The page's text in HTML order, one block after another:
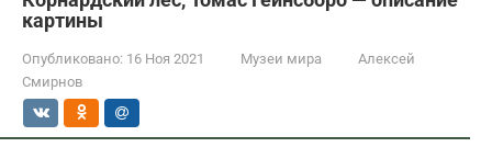
картины
Опубликовано: 16 Ноя 2021 Музеи мира
Алексей
Смирнов